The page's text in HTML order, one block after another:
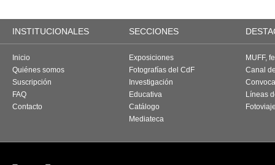
INSTITUCIONALES SECCIONES
Inicio
Quiénes somos
Suscripción
FAQ
Contacto
Exposiciones
Fotografías del CdF
Investigación
Educativa
Catálogo
Mediateca
MUFF,
Canal
Líneas